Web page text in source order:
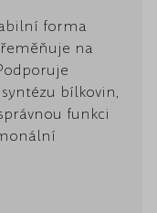
forma
na
bílkovin,
funkci